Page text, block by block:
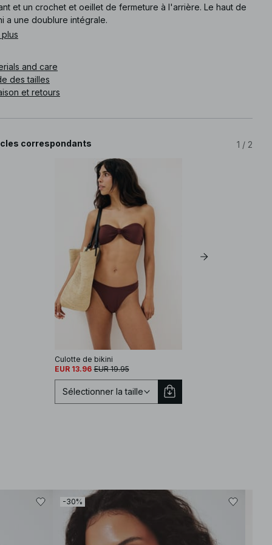
et un crochet et oeillet de fermeture à l'arrière. Le haut de
a une doublure intégrale.
and care
des tailles
et retours
correspondants 1 / 2
Culotte de bikini
EUR 13.96 EUR 19.95
XS
S
Sélectionner la taille
-30%